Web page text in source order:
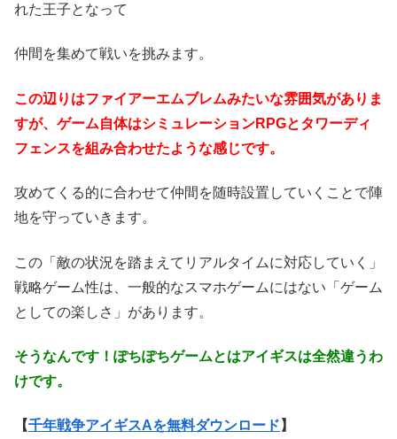
れた王子となって
仲間を集めて戦いを挑みます。
この辺りはファイアーエムブレムみたいな雰囲気がありま
すが、ゲーム自体はシミュレーションRPGとタワーディ
フェンスを組み合わせたような感じです。
攻めてくる的に合わせて仲間を随時設置していくことで陣
地を守っていきます。
この「敵の状況を踏まえてリアルタイムに対応していく」
戦略ゲーム性は、一般的なスマホゲームにはない「ゲーム
としての楽しさ」があります。
そうなんです！ぽちぽちゲームとはアイギスは全然違うわ
けです。
【千年戦争アイギスAを無料ダウンロード 】